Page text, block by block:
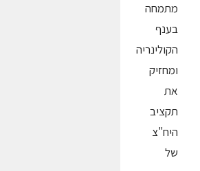
מתמחה
בענף
הקולינריה
ומחזיק
את
תקציב
היח"צ
של